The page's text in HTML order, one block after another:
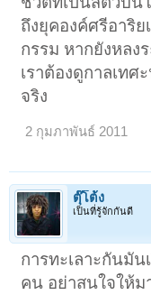
ถึงยุคองค์ศรีอาริ
กรรม หากยังหลง
เราต้องดูกาลเท
จริง
2 กุมภาพันธ์ 2011
ตุ๊โต้ง
เป็นที่รู้จักกันดี
การทะเลาะกันมั
คน อย่าสนใจให้ม